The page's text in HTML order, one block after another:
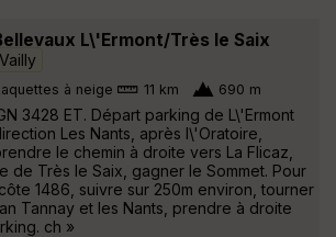
L\'Ermont/Très le Saix
Vailly
à neige 11 km 690 m
3428 ET. Départ parking de L\'Ermont
Les Nants, après l\'Oratoire,
le chemin à droite vers La Flicaz,
de Très le Saix, gagner le Sommet. Pour
1486, suivre sur 250m environ, tourner
Tannay et les Nants, prendre à droite
ch »